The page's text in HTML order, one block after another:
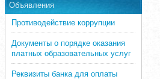
Объявления
Противодействие коррупции
Документы о порядке оказания
платных образовательных услуг
Реквизиты банка для оплаты